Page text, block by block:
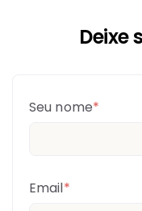
Deixe
Seu nome*
Email*